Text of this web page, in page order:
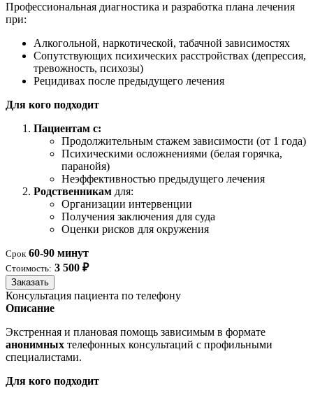
Профессиональная диагностика и разработка плана лечения
при:
Алкогольной, наркотической, табачной зависимостях
Сопутствующих психических расстройствах (депрессия,
тревожность, психозы)
Рецидивах после предыдущего лечения
Для кого подходит
Пациентам с:
Продолжительным стажем зависимости (от 1 года)
Психическими осложнениями (белая горячка,
паранойя)
Неэффективностью предыдущего лечения
Родственникам для:
Организации интервенции
Получения заключения для суда
Оценки рисков для окружения
Срок 60-90 минут
Стоимость: 3 500 ₽
Заказать
Консультация пациента по телефону
Описание
Экстренная и плановая помощь зависимым в формате
анонимных телефонных консультаций с профильными
специалистами.
Для кого подходит